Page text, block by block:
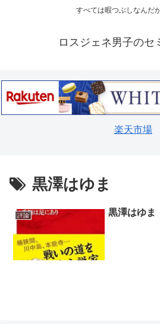
すべては暇つぶしなんだ
ロスジェネ男子のセ
楽天市場
黒澤はゆま
評論 黒澤はゆま